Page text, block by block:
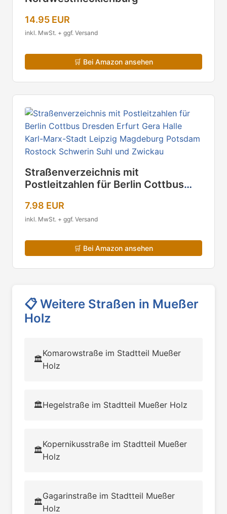
14.95 EUR
inkl. MwSt. + ggf. Versand
🛒 Bei Amazon ansehen
Straßenverzeichnis mit
Postleitzahlen für Berlin Cottbus
Marx-Stadt Leipzig Magdeburg
Potsdam Rostock Schwerin Suhl
7.98 EUR
inkl. MwSt. + ggf. Versand
🛒 Bei Amazon ansehen
📋 Weitere Straßen in Mueßer
Holz
🏛️
Komarowstraße im Stadtteil Mueßer
Holz
🏛️Hegelstraße im Stadtteil Mueßer Holz
🏛️
Kopernikusstraße im Stadtteil Mueßer
Holz
🏛️
Gagarinstraße im Stadtteil Mueßer
Holz